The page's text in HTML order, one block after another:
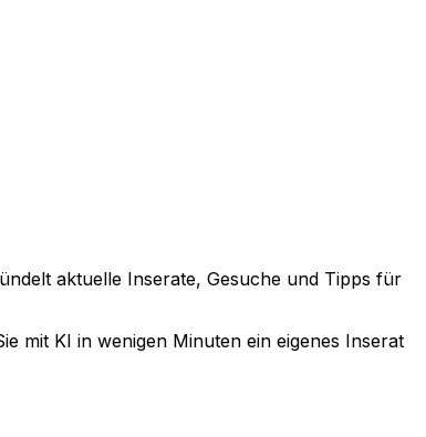
aktuelle Inserate, Gesuche und Tipps für
mit KI in wenigen Minuten ein eigenes Inserat